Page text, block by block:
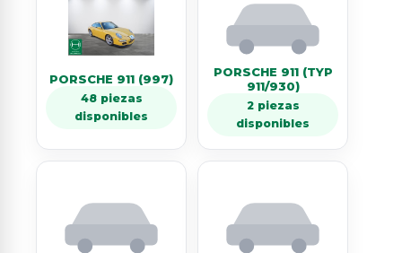
PORSCHE 911 (997)
48 piezas
disponibles
PORSCHE 911 (TYP
911/930)
2 piezas
disponibles